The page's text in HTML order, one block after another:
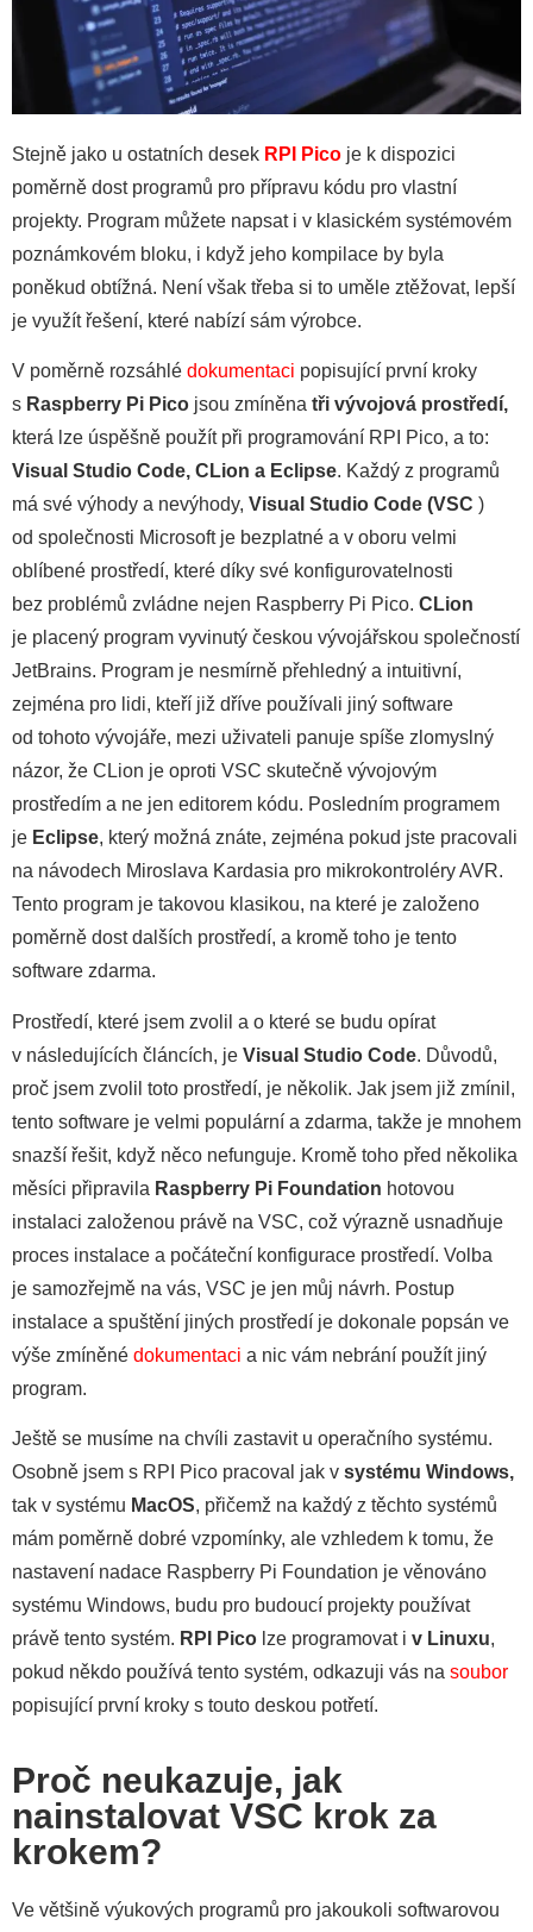
Stejně jako u ostatních desek RPI Pico je k dispozici
poměrně dost programů pro přípravu kódu pro vlastní
projekty. Program můžete napsat i v klasickém systémovém
poznámkovém bloku, i když jeho kompilace by byla
poněkud obtížná. Není však třeba si to uměle ztěžovat, lepší
je využít řešení, které nabízí sám výrobce.
V poměrně rozsáhlé dokumentaci popisující první kroky
s Raspberry Pi Pico jsou zmíněna tři vývojová prostředí,
která lze úspěšně použít při programování RPI Pico, a to:
Visual Studio Code, CLion a Eclipse. Každý z programů
má své výhody a nevýhody, Visual Studio Code (VSC )
od společnosti Microsoft je bezplatné a v oboru velmi
oblíbené prostředí, které díky své konfigurovatelnosti
bez problémů zvládne nejen Raspberry Pi Pico. CLion
je placený program vyvinutý českou vývojářskou společností
JetBrains. Program je nesmírně přehledný a intuitivní,
zejména pro lidi, kteří již dříve používali jiný software
od tohoto vývojáře, mezi uživateli panuje spíše zlomyslný
názor, že CLion je oproti VSC skutečně vývojovým
prostředím a ne jen editorem kódu. Posledním programem
je Eclipse, který možná znáte, zejména pokud jste pracovali
na návodech Miroslava Kardasia pro mikrokontroléry AVR.
Tento program je takovou klasikou, na které je založeno
poměrně dost dalších prostředí, a kromě toho je tento
software zdarma.
Prostředí, které jsem zvolil a o které se budu opírat
v následujících článcích, je Visual Studio Code. Důvodů,
proč jsem zvolil toto prostředí, je několik. Jak jsem již zmínil,
tento software je velmi populární a zdarma, takže je mnohem
snazší řešit, když něco nefunguje. Kromě toho před několika
měsíci připravila Raspberry Pi Foundation hotovou
instalaci založenou právě na VSC, což výrazně usnadňuje
proces instalace a počáteční konfigurace prostředí. Volba
je samozřejmě na vás, VSC je jen můj návrh. Postup
instalace a spuštění jiných prostředí je dokonale popsán ve
výše zmíněné dokumentaci a nic vám nebrání použít jiný
program.
Ještě se musíme na chvíli zastavit u operačního systému.
Osobně jsem s RPI Pico pracoval jak v systému Windows,
tak v systému MacOS, přičemž na každý z těchto systémů
mám poměrně dobré vzpomínky, ale vzhledem k tomu, že
nastavení nadace Raspberry Pi Foundation je věnováno
systému Windows, budu pro budoucí projekty používat
právě tento systém. RPI Pico lze programovat i v Linuxu,
pokud někdo používá tento systém, odkazuji vás na soubor
popisující první kroky s touto deskou potřetí.
Proč neukazuje, jak
nainstalovat VSC krok za
krokem?
Ve většině výukových programů pro jakoukoli softwarovou